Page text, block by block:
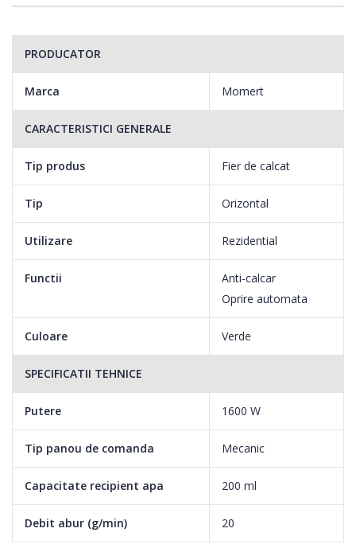
PRODUCATOR
Marca Momert
CARACTERISTICI GENERALE
Tip produs Fier de calcat
Tip Orizontal
Utilizare Rezidential
Functii
Anti-calcar
Oprire automata
Culoare Verde
SPECIFICATII TEHNICE
Putere 1600 W
Tip panou de comanda Mecanic
Capacitate recipient apa 200 ml
Debit abur (g/min) 20